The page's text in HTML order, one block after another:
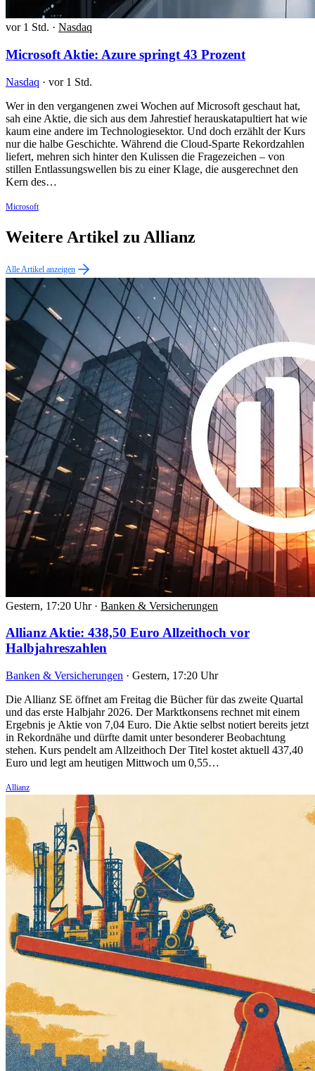
vor 1 Std. · Nasdaq
Microsoft Aktie: Azure springt 43 Prozent
Nasdaq · vor 1 Std.
Wer in den vergangenen zwei Wochen auf Microsoft geschaut hat,
sah eine Aktie, die sich aus dem Jahrestief herauskatapultiert hat wie
kaum eine andere im Technologiesektor. Und doch erzählt der Kurs
nur die halbe Geschichte. Während die Cloud-Sparte Rekordzahlen
liefert, mehren sich hinter den Kulissen die Fragezeichen – von
stillen Entlassungswellen bis zu einer Klage, die ausgerechnet den
Kern des…
Microsoft
Weitere Artikel zu Allianz
Alle Artikel anzeigen
Gestern, 17:20 Uhr · Banken & Versicherungen
Allianz Aktie: 438,50 Euro Allzeithoch vor
Halbjahreszahlen
Banken & Versicherungen · Gestern, 17:20 Uhr
Die Allianz SE öffnet am Freitag die Bücher für das zweite Quartal
und das erste Halbjahr 2026. Der Marktkonsens rechnet mit einem
Ergebnis je Aktie von 7,04 Euro. Die Aktie selbst notiert bereits jetzt
in Rekordnähe und dürfte damit unter besonderer Beobachtung
stehen. Kurs pendelt am Allzeithoch Der Titel kostet aktuell 437,40
Euro und legt am heutigen Mittwoch um 0,55…
Allianz